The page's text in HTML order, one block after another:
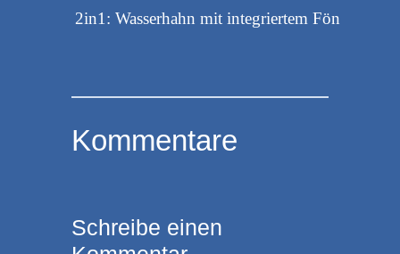
2in1: Wasserhahn mit integriertem Fön
Kommentare
Schreibe einen